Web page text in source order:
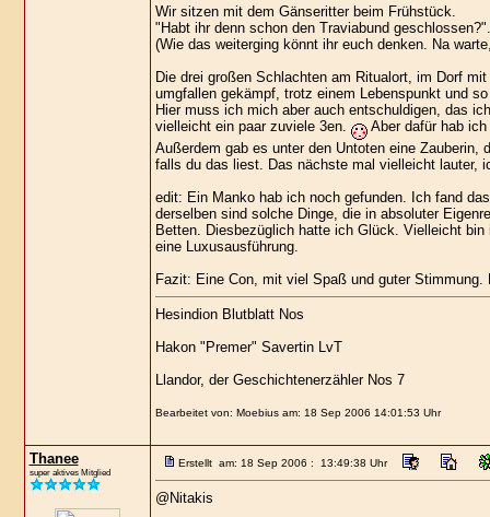
Wir sitzen mit dem Gänseritter beim Frühstück.
"Habt ihr denn schon den Traviabund
(Wie das weiterging könnt ihr euch denken. Na
Die drei großen Schlachten am Ritualort, im Dorf
umgfallen gekämpf, trotz einem Lebenspunkt und
Hier muss ich mich aber auch entschuldigen, das
vielleicht ein paar zuviele 3en.
Aber dafür hab
Außerdem gab es unter den Untoten eine
falls du das liest. Das nächste mal vielleicht lauter,
edit: Ein Manko hab ich noch gefunden. Ich fand
derselben sind solche Dinge, die in absoluter
Betten. Diesbezüglich hatte ich Glück. Vielleicht
eine Luxusausführung.
Fazit: Eine Con, mit viel Spaß und guter
Hesindion Blutblatt Nos
Hakon "Premer" Savertin LvT
Llandor, der Geschichtenerzähler Nos 7
Bearbeitet von: Moebius am: 18 Sep 2006 14:01:53 Uhr
Thanee
super aktives Mitglied
Erstellt am: 18 Sep 2006 : 13:49:38 Uhr
@Nitakis